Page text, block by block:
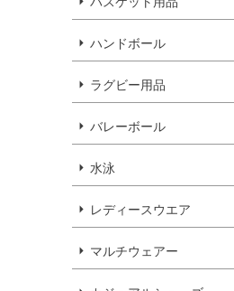
ハンドボール
ラグビー用品
バレーボール
水泳
レディースウエア
マルチウェアー